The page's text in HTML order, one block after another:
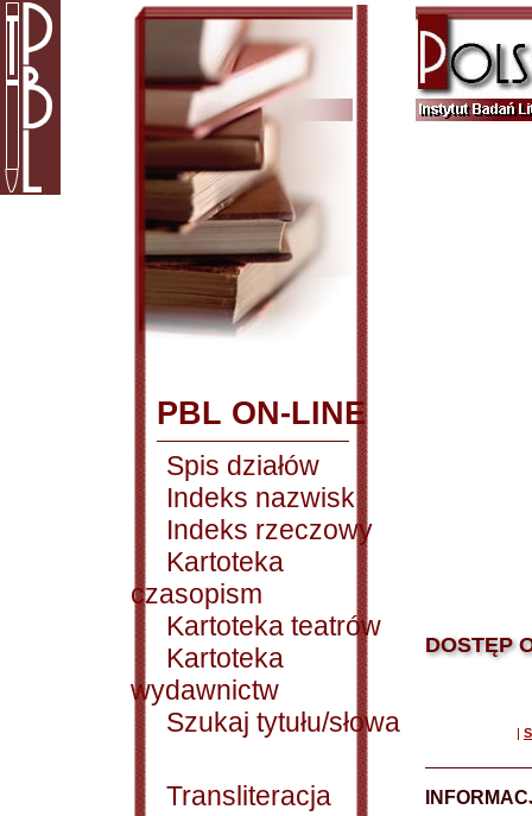
PBL ON-LINE
Spis działów
Indeks nazwisk
Indeks rzeczowy
Kartoteka
czasopism
Kartoteka teatrów
Kartoteka
wydawnictw
Szukaj tytułu/słowa
Transliteracja
DOSTĘP
|